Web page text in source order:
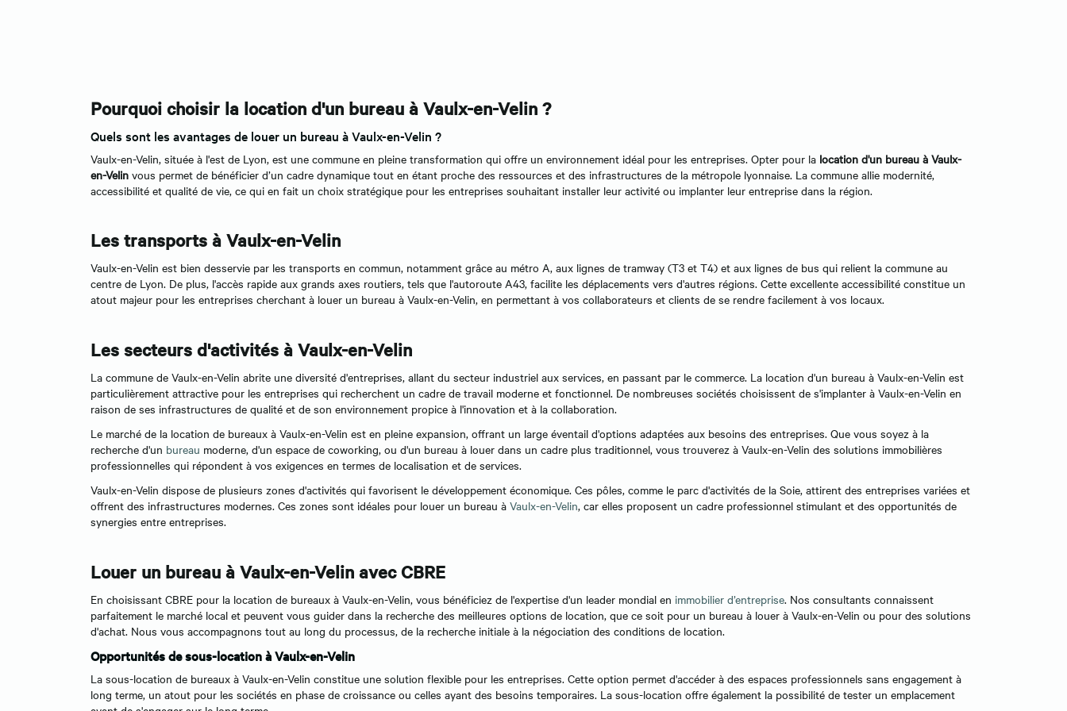
Pourquoi choisir la location d'un bureau à Vaulx-en-Velin ?
Quels sont les avantages de louer un bureau à Vaulx-en-Velin ?
Vaulx-en-Velin, située à l'est de Lyon, est une commune en pleine transformation qui offre un environnement idéal pour les entreprises. Opter pour la location d'un bureau à Vaulx-
en-Velin vous permet de bénéficier d’un cadre dynamique tout en étant proche des ressources et des infrastructures de la métropole lyonnaise. La commune allie modernité,
accessibilité et qualité de vie, ce qui en fait un choix stratégique pour les entreprises souhaitant installer leur activité ou implanter leur entreprise dans la région.
Les transports à Vaulx-en-Velin
Vaulx-en-Velin est bien desservie par les transports en commun, notamment grâce au métro A, aux lignes de tramway (T3 et T4) et aux lignes de bus qui relient la commune au
centre de Lyon. De plus, l'accès rapide aux grands axes routiers, tels que l'autoroute A43, facilite les déplacements vers d'autres régions. Cette excellente accessibilité constitue un
atout majeur pour les entreprises cherchant à louer un bureau à Vaulx-en-Velin, en permettant à vos collaborateurs et clients de se rendre facilement à vos locaux.
Les secteurs d'activités à Vaulx-en-Velin
La commune de Vaulx-en-Velin abrite une diversité d'entreprises, allant du secteur industriel aux services, en passant par le commerce. La location d'un bureau à Vaulx-en-Velin est
particulièrement attractive pour les entreprises qui recherchent un cadre de travail moderne et fonctionnel. De nombreuses sociétés choisissent de s'implanter à Vaulx-en-Velin en
raison de ses infrastructures de qualité et de son environnement propice à l'innovation et à la collaboration.
Le marché de la location de bureaux à Vaulx-en-Velin est en pleine expansion, offrant un large éventail d'options adaptées aux besoins des entreprises. Que vous soyez à la
recherche d'un bureau moderne, d'un espace de coworking, ou d'un bureau à louer dans un cadre plus traditionnel, vous trouverez à Vaulx-en-Velin des solutions immobilières
professionnelles qui répondent à vos exigences en termes de localisation et de services.
Vaulx-en-Velin dispose de plusieurs zones d'activités qui favorisent le développement économique. Ces pôles, comme le parc d'activités de la Soie, attirent des entreprises variées et
offrent des infrastructures modernes. Ces zones sont idéales pour louer un bureau à Vaulx-en-Velin, car elles proposent un cadre professionnel stimulant et des opportunités de
synergies entre entreprises.
Louer un bureau à Vaulx-en-Velin avec CBRE
En choisissant CBRE pour la location de bureaux à Vaulx-en-Velin, vous bénéficiez de l'expertise d'un leader mondial en immobilier d’entreprise. Nos consultants connaissent
parfaitement le marché local et peuvent vous guider dans la recherche des meilleures options de location, que ce soit pour un bureau à louer à Vaulx-en-Velin ou pour des solutions
d'achat. Nous vous accompagnons tout au long du processus, de la recherche initiale à la négociation des conditions de location.
Opportunités de sous-location à Vaulx-en-Velin
La sous-location de bureaux à Vaulx-en-Velin constitue une solution flexible pour les entreprises. Cette option permet d'accéder à des espaces professionnels sans engagement à
long terme, un atout pour les sociétés en phase de croissance ou celles ayant des besoins temporaires. La sous-location offre également la possibilité de tester un emplacement